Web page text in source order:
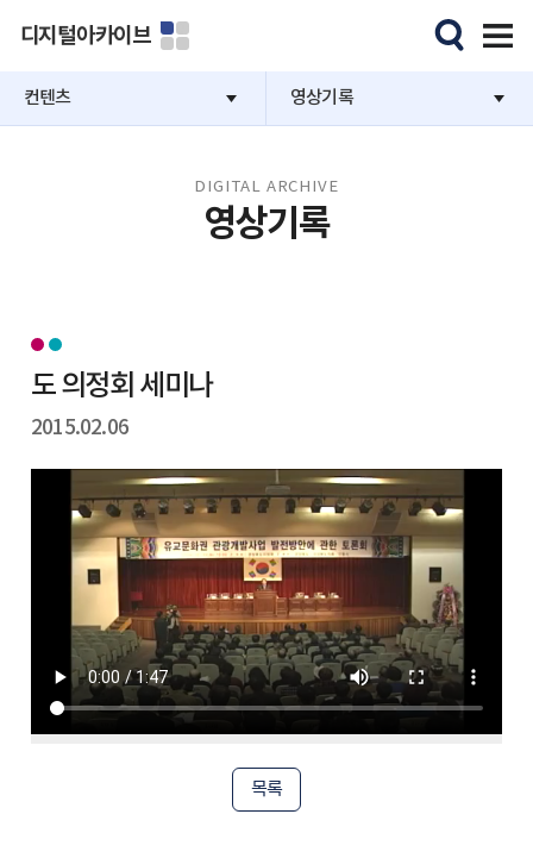
디지털아카이브
컨텐츠 영상기록
DIGITAL ARCHIVE
영상기록
도 의정회 세미나
2015.02.06
목록